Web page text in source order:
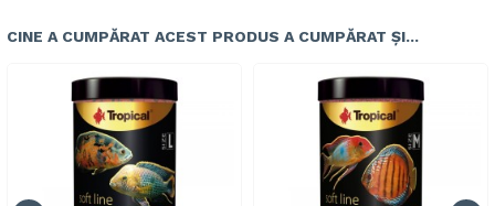
CINE A CUMPĂRAT ACEST PRODUS A CUMPĂRAT ȘI...